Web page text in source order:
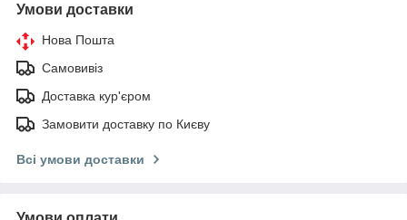
Умови доставки
Нова Пошта
Самовивіз
Доставка кур'єром
Замовити доставку по Києву
Всі умови доставки